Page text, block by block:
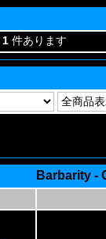
1 件あります
Barbarity -